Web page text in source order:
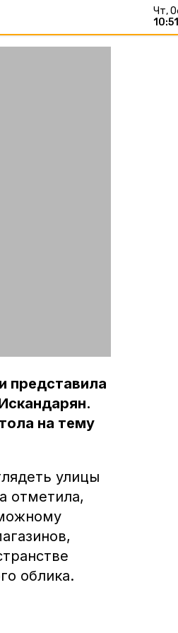
чт,
10:51
представила
на тему
улицы
отметила,
облика.